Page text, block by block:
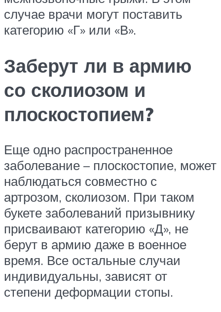
случае врачи могут поставить
категорию «Г» или «В».
Заберут ли в армию
со сколиозом и
плоскостопием?
Еще одно распространенное
заболевание – плоскостопие, может
наблюдаться совместно с
артрозом, сколиозом. При таком
букете заболеваний призывнику
присваивают категорию «Д», не
берут в армию даже в военное
время. Все остальные случаи
индивидуальны, зависят от
степени деформации стопы.